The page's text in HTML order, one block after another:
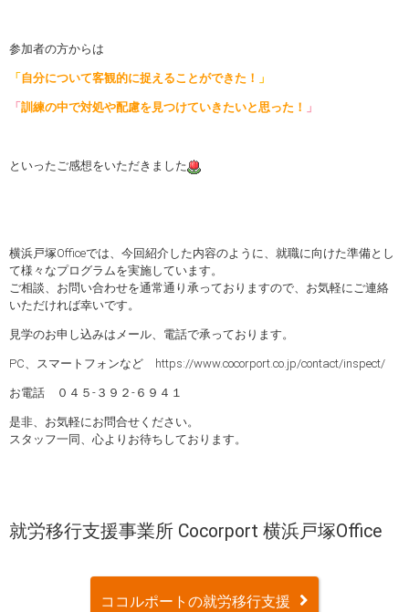
参加者の方からは
「 自分について客観的に捉えることができた！ 」
「 訓練の中で対処や配慮を見つけていきたいと思った！ 」
といったご感想をいただきました
横浜戸塚Officeでは、今回紹介した内容のように、就職に向けた準備とし
て様々なプログラムを実施しています。
ご相談、お問い合わせを通常通り承っておりますので、お気軽にご連絡
いただければ幸いです。
見学のお申し込みはメール、電話で承っております。
PC、スマートフォンなど https://www.cocorport.co.jp/contact/inspect/
お電話 ０４５-３９２-６９４１
是非、お気軽にお問合せください。
スタッフ一同、心よりお待ちしております。
就労移行支援事業所 Cocorport 横浜戸塚Office
ココルポートの就労移行支援